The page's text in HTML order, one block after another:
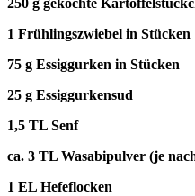
250 g gekochte
1 Frühlingszwiebel in Stücken
75 g Essiggurken in Stücken
25 g Essiggurkensud
1,5 TL Senf
ca. 3 TL Wasabipulver (je
1 EL Hefeflocken